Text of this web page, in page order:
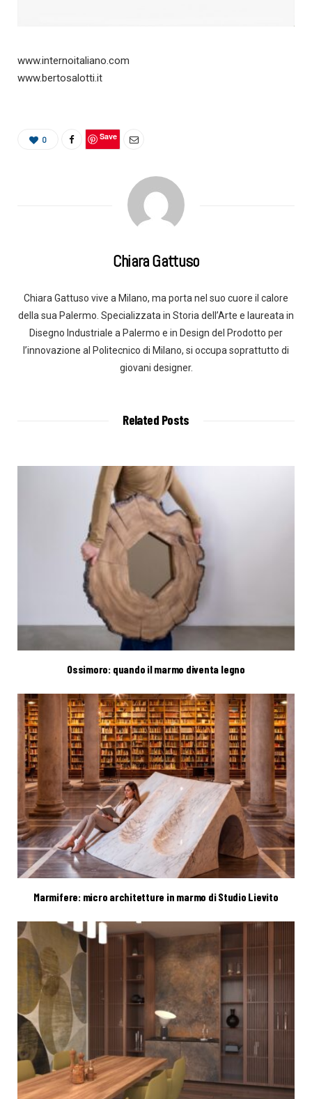
www.internoitaliano.com
www.bertosalotti.it
0 Save
Chiara Gattuso
Chiara Gattuso vive a Milano, ma porta nel suo cuore il calore
della sua Palermo. Specializzata in Storia dell’Arte e laureata in
Disegno Industriale a Palermo e in Design del Prodotto per
l’innovazione al Politecnico di Milano, si occupa soprattutto di
giovani designer.
Related Posts
Ossimoro: quando il marmo diventa legno
Marmifere: micro architetture in marmo di Studio Lievito